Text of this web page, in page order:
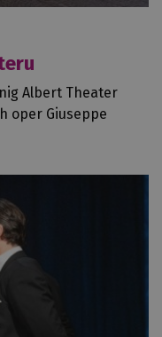
Albert Theater
oper Giuseppe